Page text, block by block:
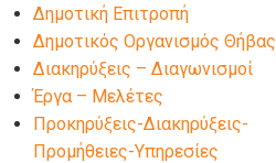
Δημοτική Επιτροπή
Δημοτικός Οργανισμός Θήβας
Διακηρύξεις – Διαγωνισμοί
Έργα – Μελέτες
Προκηρύξεις-Διακηρύξεις-
Προμήθειες-Υπηρεσίες